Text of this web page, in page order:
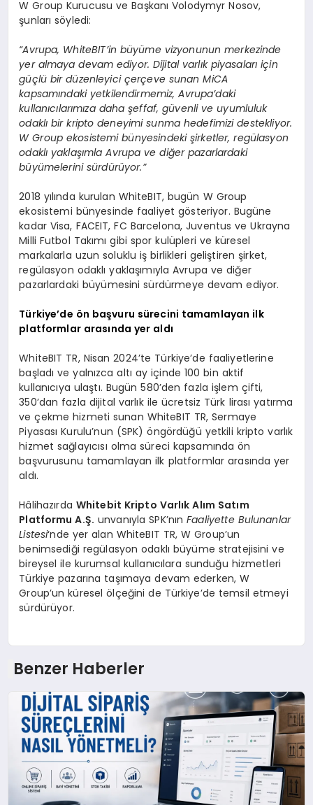
W Group Kurucusu ve Başkanı Volodymyr Nosov,
şunları söyledi:
“Avrupa, WhiteBIT’in büyüme vizyonunun merkezinde
yer almaya devam ediyor. Dijital varlık piyasaları için
güçlü bir düzenleyici çerçeve sunan MiCA
kapsamındaki yetkilendirmemiz, Avrupa’daki
kullanıcılarımıza daha şeffaf, güvenli ve uyumluluk
odaklı bir kripto deneyimi sunma hedefimizi destekliyor.
W Group ekosistemi bünyesindeki şirketler, regülasyon
odaklı yaklaşımla Avrupa ve diğer pazarlardaki
büyümelerini sürdürüyor.”
2018 yılında kurulan WhiteBIT, bugün W Group
ekosistemi bünyesinde faaliyet gösteriyor. Bugüne
kadar Visa, FACEIT, FC Barcelona, Juventus ve Ukrayna
Milli Futbol Takımı gibi spor kulüpleri ve küresel
markalarla uzun soluklu iş birlikleri geliştiren şirket,
regülasyon odaklı yaklaşımıyla Avrupa ve diğer
pazarlardaki büyümesini sürdürmeye devam ediyor.
Türkiye’de ön başvuru sürecini tamamlayan ilk
platformlar arasında yer aldı
WhiteBIT TR, Nisan 2024’te Türkiye’de faaliyetlerine
başladı ve yalnızca altı ay içinde 100 bin aktif
kullanıcıya ulaştı. Bugün 580’den fazla işlem çifti,
350’dan fazla dijital varlık ile ücretsiz Türk lirası yatırma
ve çekme hizmeti sunan WhiteBIT TR, Sermaye
Piyasası Kurulu’nun (SPK) öngördüğü yetkili kripto varlık
hizmet sağlayıcısı olma süreci kapsamında ön
başvurusunu tamamlayan ilk platformlar arasında yer
aldı.
Hâlihazırda Whitebit Kripto Varlık Alım Satım
Platformu A.Ş. unvanıyla SPK’nınFaaliyette Bulunanlar
Listesi‘nde yer alan WhiteBIT TR, W Group’un
benimsediği regülasyon odaklı büyüme stratejisini ve
bireysel ile kurumsal kullanıcılara sunduğu hizmetleri
Türkiye pazarına taşımaya devam ederken, W
Group’un küresel ölçeğini de Türkiye’de temsil etmeyi
sürdürüyor.
Benzer Haberler